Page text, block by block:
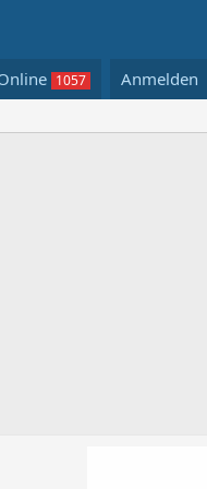
Anmelden